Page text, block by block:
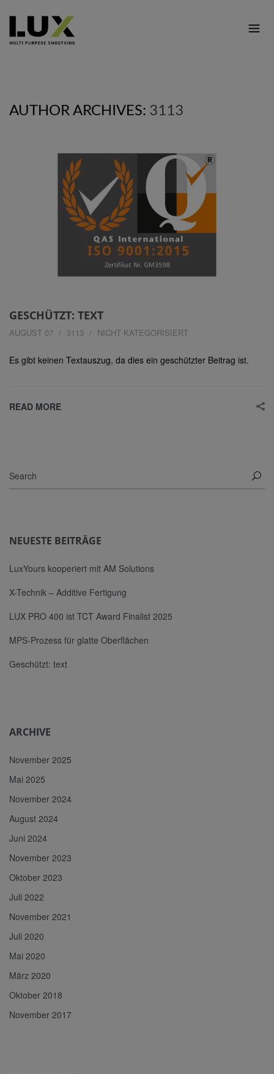
AUTHOR ARCHIVES: 3113
GESCHÜTZT: TEXT
AUGUST 07 3113 NICHT KATEGORISIERT
Es gibt keinen Textauszug, da dies ein geschützter Beitrag ist.
READ MORE
NEUESTE BEITRÄGE
LuxYours kooperiert mit AM Solutions
X-Technik – Additive Fertigung
LUX PRO 400 ist TCT Award Finalist 2025
MPS-Prozess für glatte Oberflächen
Geschützt: text
ARCHIVE
November 2025
Mai 2025
November 2024
August 2024
Juni 2024
November 2023
Oktober 2023
Juli 2022
November 2021
Juli 2020
Mai 2020
März 2020
Oktober 2018
November 2017